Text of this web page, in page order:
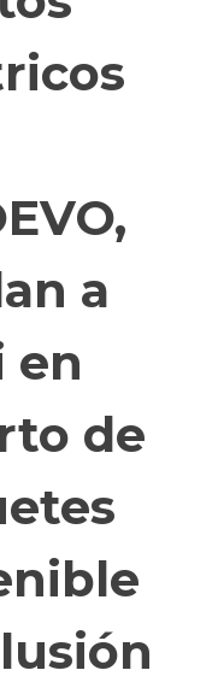
a
en
de